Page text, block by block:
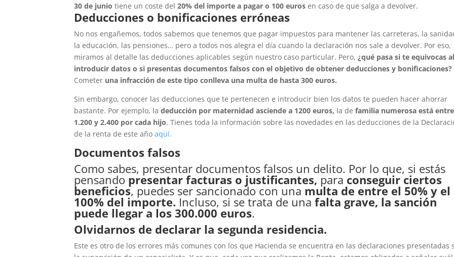
30 de junio tiene un coste del 20% del importe a pagar o 100 euros en caso de que salga a devolver.
Deducciones o bonificaciones erróneas
No nos engañemos, todos sabemos que tenemos que pagar impuestos para mantener las carreteras, la
la educación, las pensiones… pero a todos nos alegra el día cuando la declaración nos sale a devolver. Por eso,
miramos al detalle las deducciones aplicables según nuestro caso particular. Pero,¿qué pasa si te equivocas al
introducir datos o si presentas documentos falsos con el objetivo de obtener deducciones y bonificaciones?
Cometer una infracción de este tipo conlleva una multa de hasta 300 euros.
Sin embargo, conocer las deducciones que te pertenecen e introducir bien los datos te pueden hacer ahorrar
bastante. Por ejemplo, ladeducción por maternidad asciende a 1200 euros, la defamilia numerosa está entre
1.200 y 2.400 por cada hijo. Tienes toda la información sobre las novedades en las deducciones de la
de la renta de este añoaquí.
Documentos falsos
Como sabes, presentar documentos falsos un delito. Por lo que, si estás
pensando presentar facturas o justificantes, para conseguir ciertos
beneficios, puedes ser sancionado con una multa de entre el 50% y el
100% del importe. Incluso, si se trata de unafalta grave, la sanción
puede llegar a los 300.000 euros.
Olvidarnos de declarar la segunda residencia.
Este es otro de los errores más comunes con los que Hacienda se encuentra en las declaraciones presentadas